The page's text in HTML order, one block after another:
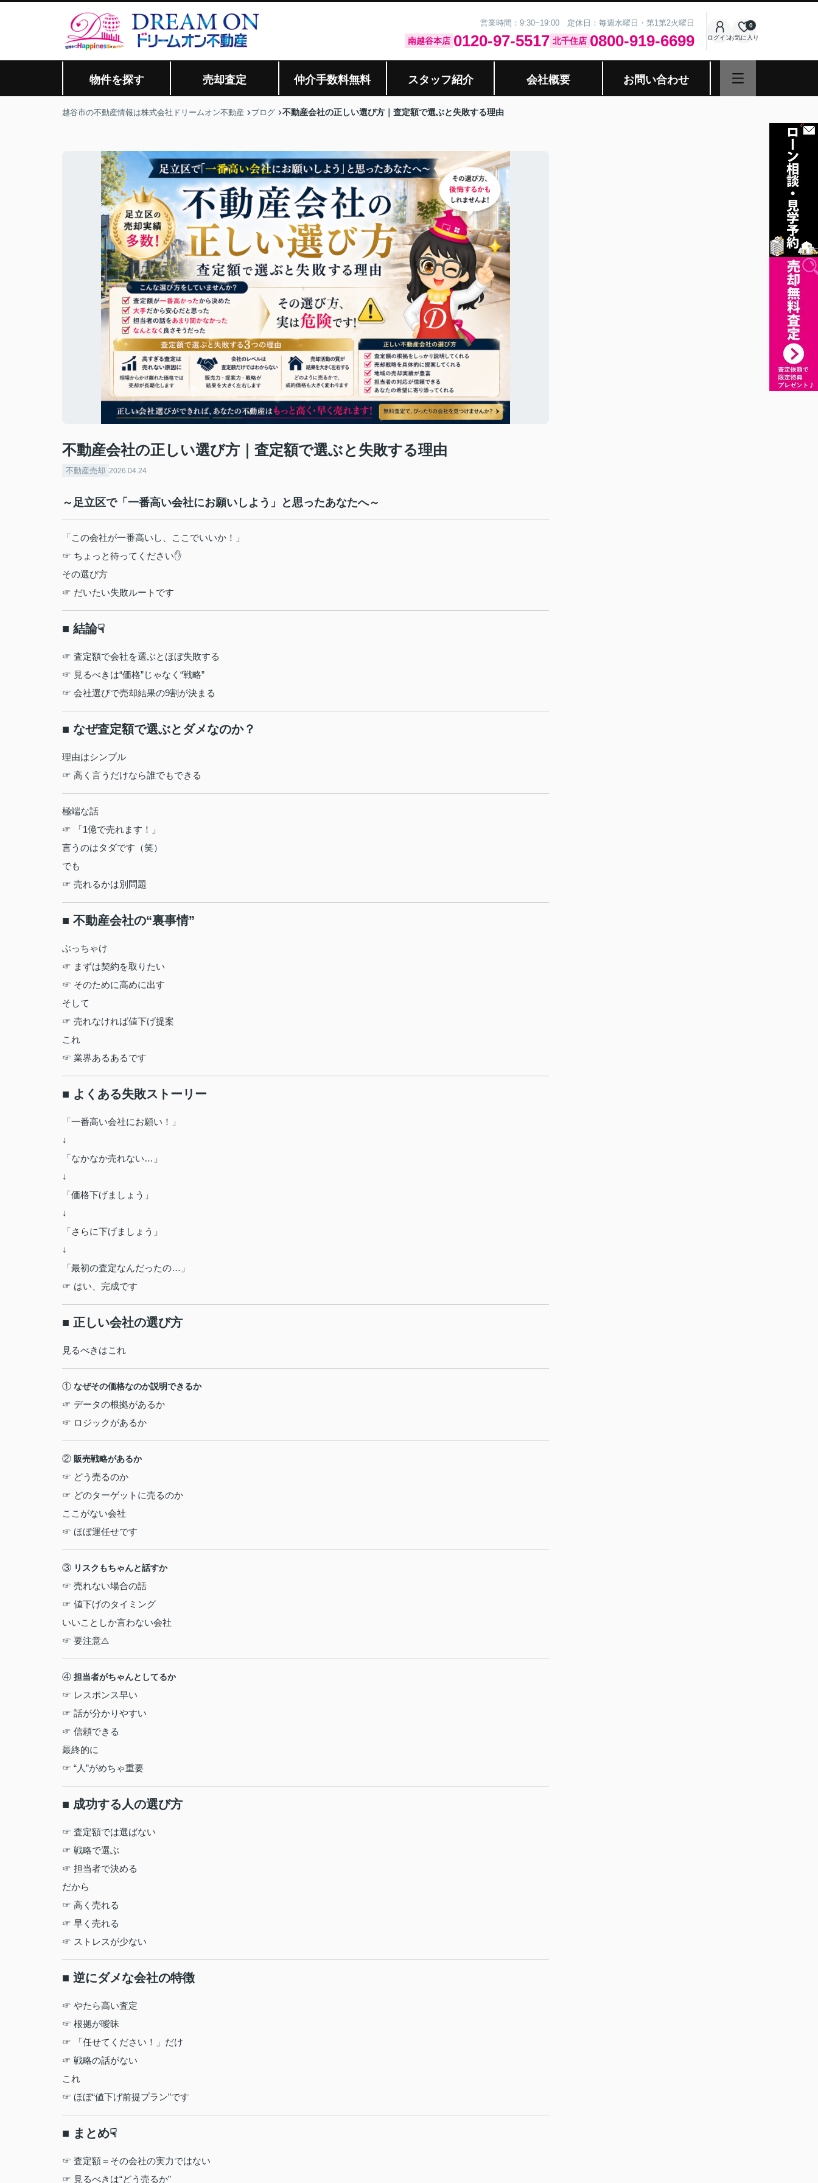
営業時間：9:30~19:00 定休日：毎週水曜日・第1第2火曜日
南越谷本店 0120-97-5517 北千住店 0800-919-6699 ログインお気に入り
0
物件を探す 売却査定 仲介手数料無料 スタッフ紹介 会社概要 お問い合わせ
越谷市の不動産情報は株式会社ドリームオン不動産 ブログ 不動産会社の正しい選び方｜査定額で選ぶと失敗する理由
不動産会社の正しい選び方｜査定額で選ぶと失敗する理由
不動産売却 2026.04.24
～足立区で「一番高い会社にお願いしよう」と思ったあなたへ～
「この会社が一番高いし、ここでいいか！」
☞ ちょっと待ってください✋
その選び方
☞ だいたい失敗ルートです
■ 結論☟
☞ 査定額で会社を選ぶとほぼ失敗する
☞ 見るべきは“価格”じゃなく“戦略”
☞ 会社選びで売却結果の9割が決まる
■ なぜ査定額で選ぶとダメなのか？
理由はシンプル
☞ 高く言うだけなら誰でもできる
極端な話
☞ 「1億で売れます！」
言うのはタダです（笑）
でも
☞ 売れるかは別問題
■ 不動産会社の“裏事情”
ぶっちゃけ
☞ まずは契約を取りたい
☞ そのために高めに出す
そして
☞ 売れなければ値下げ提案
これ
☞ 業界あるあるです
■ よくある失敗ストーリー
「一番高い会社にお願い！」
↓
「なかなか売れない…」
↓
「価格下げましょう」
↓
「さらに下げましょう」
↓
「最初の査定なんだったの…」
☞ はい、完成です
■ 正しい会社の選び方
見るべきはこれ
① なぜその価格なのか説明できるか
☞ データの根拠があるか
☞ ロジックがあるか
② 販売戦略があるか
☞ どう売るのか
☞ どのターゲットに売るのか
ここがない会社
☞ ほぼ運任せです
③ リスクもちゃんと話すか
☞ 売れない場合の話
☞ 値下げのタイミング
いいことしか言わない会社
☞ 要注意⚠️
④ 担当者がちゃんとしてるか
☞ レスポンス早い
☞ 話が分かりやすい
☞ 信頼できる
最終的に
☞ “人”がめちゃ重要
■ 成功する人の選び方
☞ 査定額では選ばない
☞ 戦略で選ぶ
☞ 担当者で決める
だから
☞ 高く売れる
☞ 早く売れる
☞ ストレスが少ない
■ 逆にダメな会社の特徴
☞ やたら高い査定
☞ 根拠が曖昧
☞ 「任せてください！」だけ
☞ 戦略の話がない
これ
☞ ほぼ“値下げ前提プラン”です
■ まとめ☟
☞ 査定額＝その会社の実力ではない
☞ 見るべきは“どう売るか”